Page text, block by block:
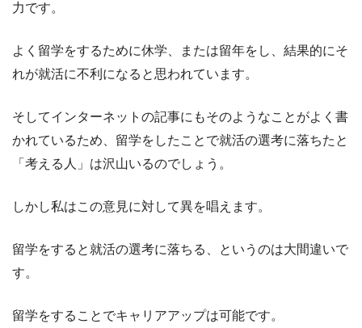
力です。
よく留学をするために休学、または留年をし、結果的にそ
れが就活に不利になると思われています。
そしてインターネットの記事にもそのようなことがよく書
かれているため、留学をしたことで就活の選考に落ちたと
「考える人」は沢山いるのでしょう。
しかし私はこの意見に対して異を唱えます。
留学をすると就活の選考に落ちる、というのは大間違いで
す。
留学をすることでキャリアアップは可能です。